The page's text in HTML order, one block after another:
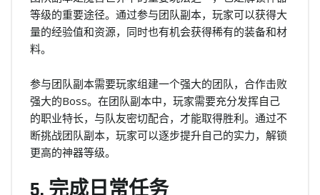
等级的重要途径。通过参与团队副本，玩家可以获得大
量的经验值和资源，同时也有机会获得稀有的装备和材
料。
参与团队副本需要玩家组建一个强大的团队，合作击败
强大的Boss。在团队副本中，玩家需要充分发挥自己
的职业特长，与队友密切配合，才能取得胜利。通过不
断挑战团队副本，玩家可以逐步提升自己的实力，解锁
更高的神器等级。
5. 完成日常任务